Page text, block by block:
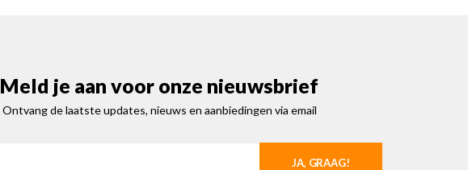
Meld je aan voor onze nieuwsbrief
Ontvang de laatste updates, nieuws en aanbiedingen via email
JA, GRAAG!